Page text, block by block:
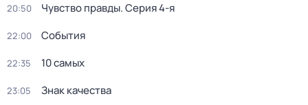
20:50 Чувство правды. Серия 4-я
22:00 События
22:35 10 самых
23:05 Знак качества